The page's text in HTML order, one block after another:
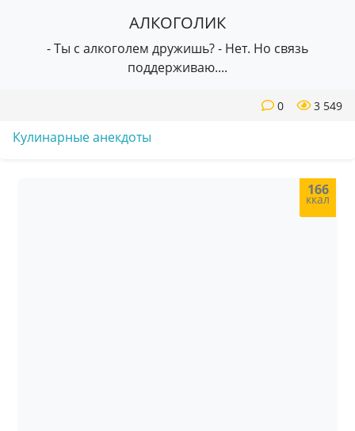
АЛКОГОЛИК
- Ты с алкоголем дружишь? - Нет. Но связь
поддерживаю....
3 549
0
Кулинарные анекдоты
166
ккал